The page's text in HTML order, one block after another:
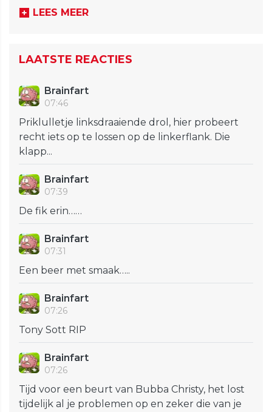
LEES MEER
LAATSTE REACTIES
Brainfart
07:46
Priklulletje linksdraaiende drol, hier probeert
recht iets op te lossen op de linkerflank. Die
klapp...
Brainfart
07:39
De fik erin……
Brainfart
07:31
Een beer met smaak…..
Brainfart
07:26
Tony Sott RIP
Brainfart
07:26
Tijd voor een beurt van Bubba Christy, het lost
tijdelijk al je problemen op en zeker die van je